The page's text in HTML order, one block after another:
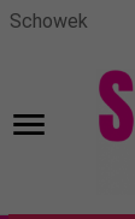
Schowek